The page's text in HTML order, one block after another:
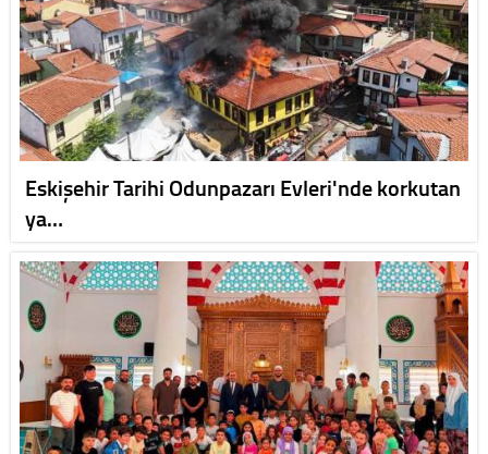
Eskişehir Tarihi Odunpazarı Evleri'nde korkutan
ya…